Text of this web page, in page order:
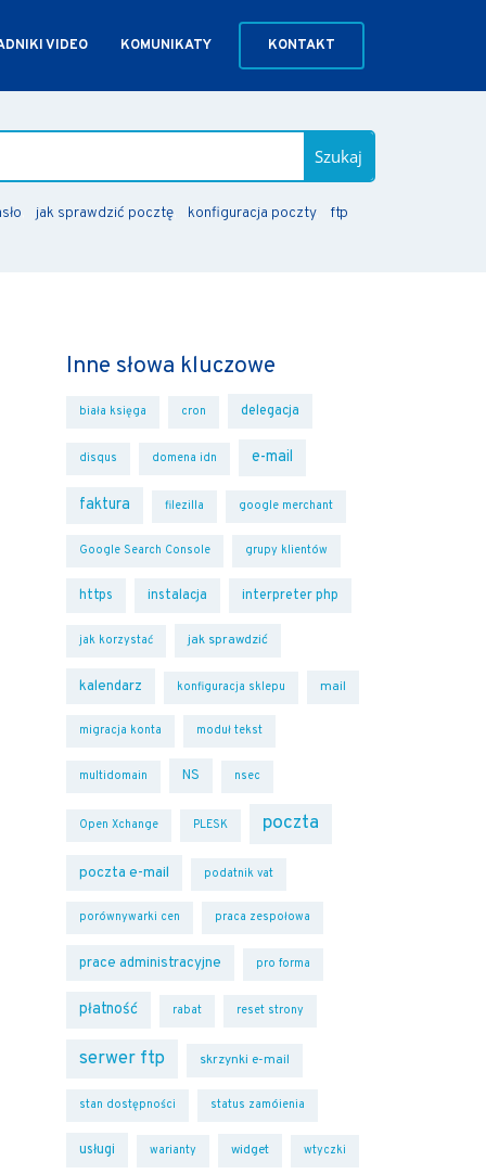
VIDEO KOMUNIKATY KONTAKT
Szukaj
jak sprawdzić pocztę konfiguracja poczty ftp
Inne słowa kluczowe
biała księga cron delegacja
disqus domena idn e-mail
faktura filezilla google merchant
Google Search Console grupy klientów
https instalacja interpreter php
jak korzystać jak sprawdzić
kalendarz konfiguracja sklepu mail
migracja konta moduł tekst
multidomain NS nsec
Open Xchange PLESK poczta
poczta e-mail podatnik vat
porównywarki cen praca zespołowa
prace administracyjne pro forma
płatność rabat reset strony
serwer ftp skrzynki e-mail
stan dostępności status zamóienia
usługi warianty widget wtyczki